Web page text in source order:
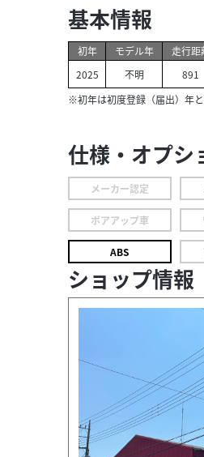
基本情報
初年
2025
モデル年
不明
走行距
891
※初年は初度登録（届出）年
仕様・オプシ
メーカー認定
ボアアップ車
ABS
ショップ情報